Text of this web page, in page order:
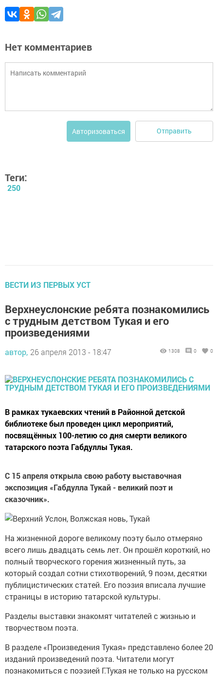
Нет комментариев
Авторизоваться Отправить
Теги:
250
ВЕСТИ ИЗ ПЕРВЫХ УСТ
Верхнеуслонские ребята познакомились
с трудным детством Тукая и его
произведениями
автор, 26 апреля 2013 - 18:47 1308 0 0
В рамках тукаевских чтений в Районной детской
библиотеке был проведен цикл мероприятий,
посвящённых 100-летию со дня смерти великого
татарского поэта Габдуллы Тукая.
С 15 апреля открыла свою работу выставочная
экспозиция «Габдулла Тукай - великий поэт и
сказочник».
На жизненной дороге великому поэту было отмеряно
всего лишь двадцать семь лет. Он прошёл короткий, но
полный творческого горения жизненный путь, за
который создал сотни стихотворений, 9 поэм, десятки
публицистических статей. Его поэзия вписала лучшие
страницы в историю татарской культуры.
Разделы выставки знакомят читателей с жизнью и
творчеством поэта.
В разделе «Произведения Тукая» представлено более 20
изданий произведений поэта. Читатели могут
познакомиться с поэзией Г.Тукая не только на русском